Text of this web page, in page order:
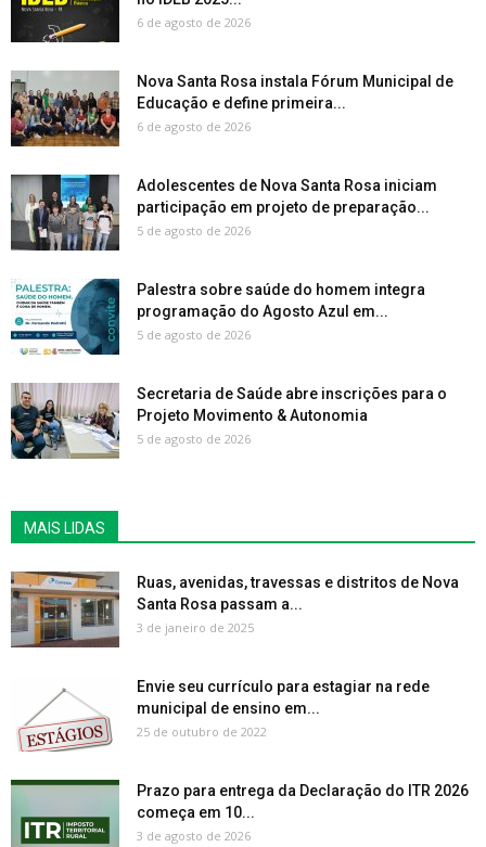
6 de agosto de 2026
Nova Santa Rosa instala Fórum Municipal de
Educação e define primeira...
6 de agosto de 2026
Adolescentes de Nova Santa Rosa iniciam
participação em projeto de preparação...
5 de agosto de 2026
Palestra sobre saúde do homem integra
programação do Agosto Azul em...
5 de agosto de 2026
Secretaria de Saúde abre inscrições para o
Projeto Movimento & Autonomia
5 de agosto de 2026
MAIS LIDAS
Ruas, avenidas, travessas e distritos de Nova
Santa Rosa passam a...
3 de janeiro de 2025
Envie seu currículo para estagiar na rede
municipal de ensino em...
25 de outubro de 2022
Prazo para entrega da Declaração do ITR 2026
começa em 10...
3 de agosto de 2026